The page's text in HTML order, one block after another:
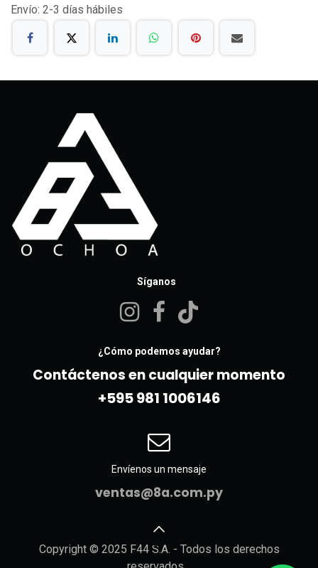
Envío: 2-3 días hábiles
Síganos
¿Cómo podemos ayudar?
Contáctenos en cualquier momento
+595 981 10061​46
Envíenos un mensaje
ventas@8a.com.py
Copyright © 2025 F44 S.A. - Todos los derechos